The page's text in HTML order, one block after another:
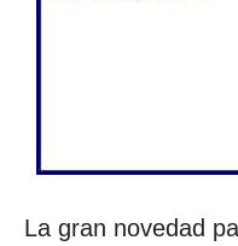
La gran novedad